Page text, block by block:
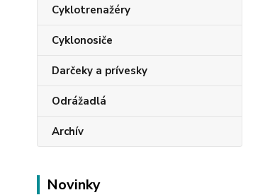
Cyklotrenažéry
Cyklonosiče
Darčeky a prívesky
Odrážadlá
Archív
Novinky